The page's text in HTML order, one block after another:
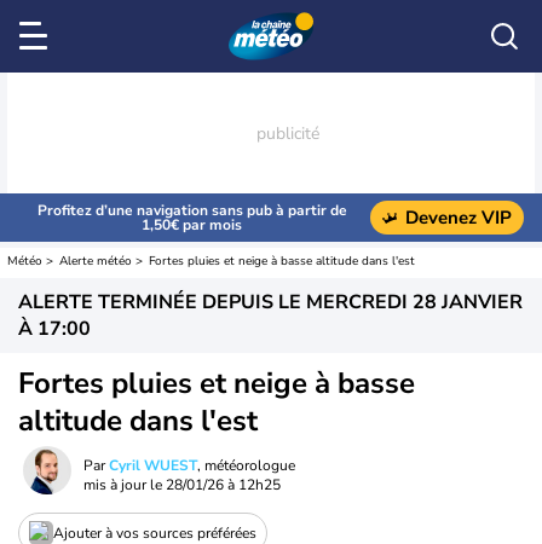
Profitez d’une navigation sans pub à partir de
1,50€ par mois Devenez VIP
Météo Alerte météo Fortes pluies et neige à basse altitude dans l'est
ALERTE TERMINÉE DEPUIS LE MERCREDI 28 JANVIER
À 17:00
Fortes pluies et neige à basse
altitude dans l'est
ParCyril WUEST, météorologue
mis à jour le 28/01/26 à 12h25
Ajouter à vos sources préférées